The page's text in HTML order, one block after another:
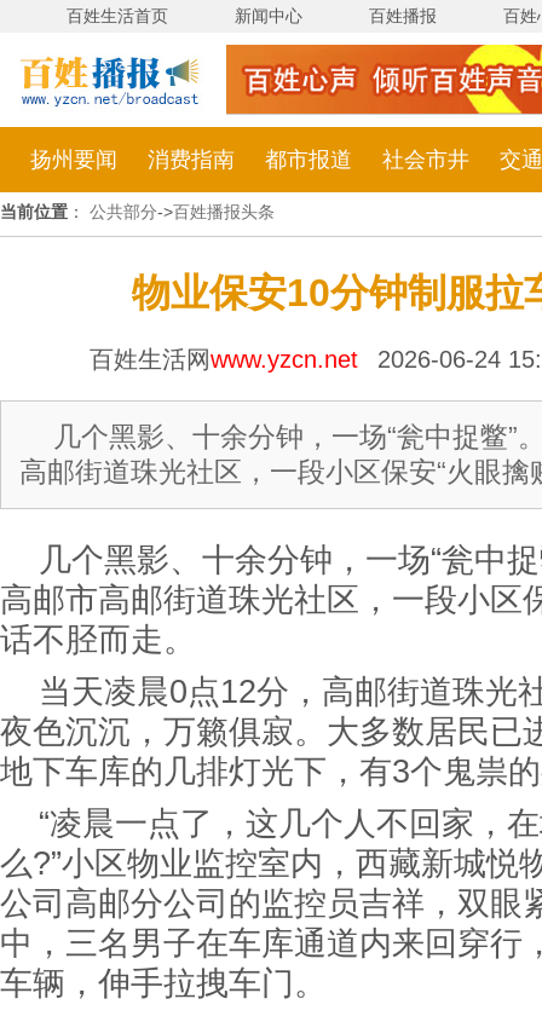
百姓生活首页 新闻中心 百姓播报 百姓
扬州要闻 消费指南 都市报道 社会市井 交
当前位置 ： 公共部分->百姓播报头条
物业保安10分钟制服拉
百姓生活网www.yzcn.net 2026-06-24
几个黑影、十余分钟，一场“瓮中捉鳖”
高邮街道珠光社区，一段小区保安“火眼擒
几个黑影、十余分钟，一场“瓮中
高邮市高邮街道珠光社区，一段小区
话不胫而走。
当天凌晨0点12分，高邮街道珠光
夜色沉沉，万籁俱寂。大多数居民已
地下车库的几排灯光下，有3个鬼祟
“凌晨一点了，这几个人不回家，
么?”小区物业监控室内，西藏新城悦
公司高邮分公司的监控员吉祥，双眼
中，三名男子在车库通道内来回穿行
车辆，伸手拉拽车门。